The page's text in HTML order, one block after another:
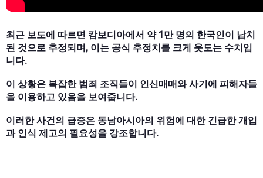
최근 보도에 따르면 캄보디아에서 약 1만 명의 한국인이 납치
된 것으로 추정되며, 이는 공식 추정치를 크게 웃도는 수치입
니다.
이 상황은 복잡한 범죄 조직들이 인신매매와 사기에 피해자들
을 이용하고 있음을 보여줍니다.
이러한 사건의 급증은 동남아시아의 위험에 대한 긴급한 개입
과 인식 제고의 필요성을 강조합니다.